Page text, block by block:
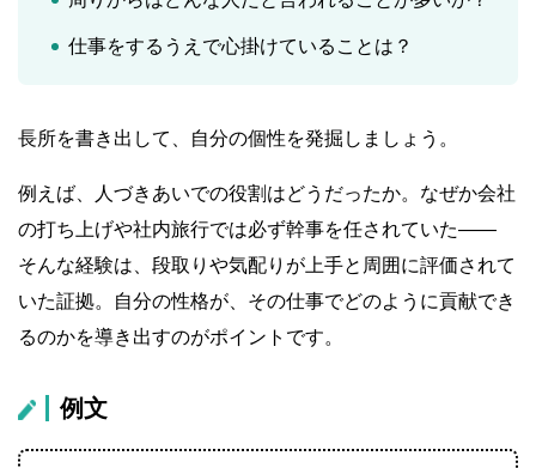
仕事をするうえで心掛けていることは？
長所を書き出して、自分の個性を発掘しましょう。
例えば、人づきあいでの役割はどうだったか。なぜか会社
の打ち上げや社内旅行では必ず幹事を任されていた――
そんな経験は、段取りや気配りが上手と周囲に評価されて
いた証拠。自分の性格が、その仕事でどのように貢献でき
るのかを導き出すのがポイントです。
例文